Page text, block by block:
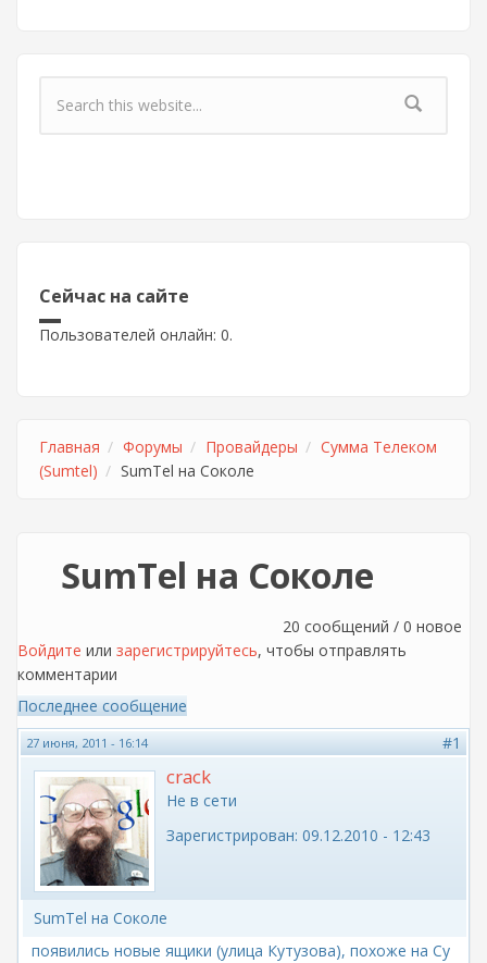
Форма поиска
Сейчас на сайте
Пользователей онлайн: 0.
Главная Форумы Провайдеры
Сумма Телеком
(Sumtel)
SumTel на Соколе
SumTel на Соколе
20 сообщений / 0 новое
Войдите или зарегистрируйтесь, чтобы отправлять
комментарии
Последнее сообщение
27 июня, 2011 - 16:14 #1
crack
Не в сети
Зарегистрирован: 09.12.2010 - 12:43
SumTel на Соколе
появились новые ящики (улица Кутузова), похоже на Су